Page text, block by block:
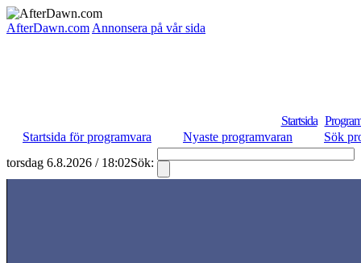
AfterDawn.com Annonsera på vår sida
Startsida
Startsida för programvara
Nyaste programvaran
Sök
torsdag 6.8.2026 / 18:02Sök: